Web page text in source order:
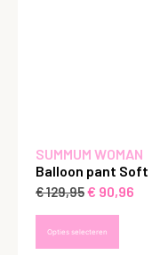
SUMMUM WOMAN
Balloon pant
€129,95€ 90,96
Opties selecteren